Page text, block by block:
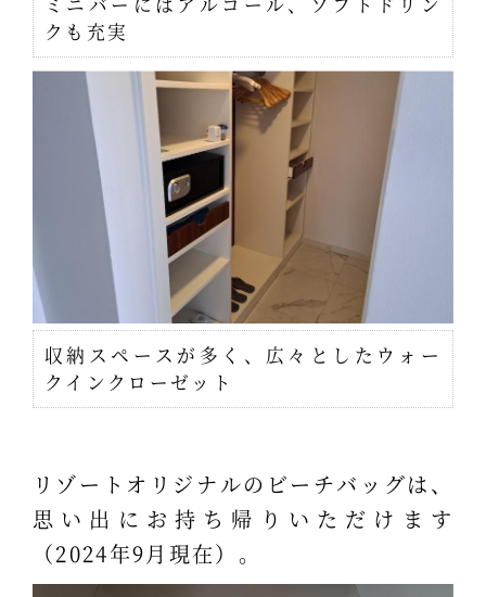
クも充実
収納スペースが多く、広々としたウォー
クインクローゼット
リゾートオリジナルのビーチバッグは、
思い出にお持ち帰りいただけます
（2024年9月現在）。